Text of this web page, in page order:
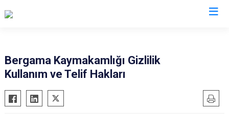
Aliağa
Balçova
Foça
Bergama Kaymakamlığı Gizlilik
Kullanım ve Telif Hakları